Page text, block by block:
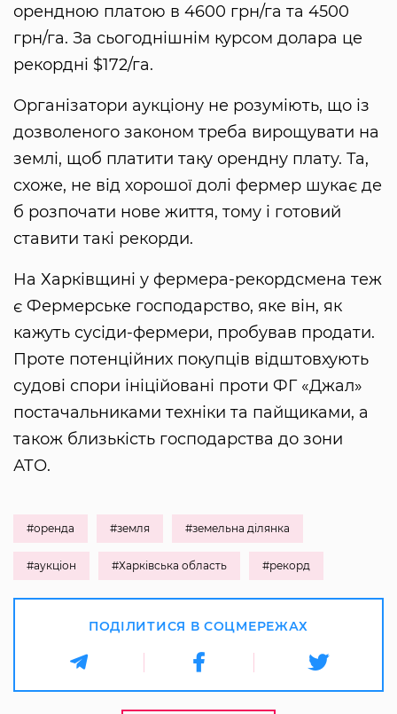
орендною платою в 4600 грн/га та 4500
грн/га. За сьогоднішнім курсом долара це
рекордні $172/га.
Організатори аукціону не розуміють, що із
дозволеного законом треба вирощувати на
землі, щоб платити таку орендну плату. Та,
схоже, не від хорошої долі фермер шукає де
б розпочати нове життя, тому і готовий
ставити такі рекорди.
На Харківщині у фермера-рекордсмена теж
є Фермерське господарство, яке він, як
кажуть сусіди-фермери, пробував продати.
Проте потенційних покупців відштовхують
судові спори ініційовані проти ФГ «Джал»
постачальниками техніки та пайщиками, а
також близькість господарства до зони
АТО.
#оренда #земля #земельна ділянка
#аукціон #Харківська область #рекорд
ПОДІЛИТИСЯ В СОЦМЕРЕЖАХ